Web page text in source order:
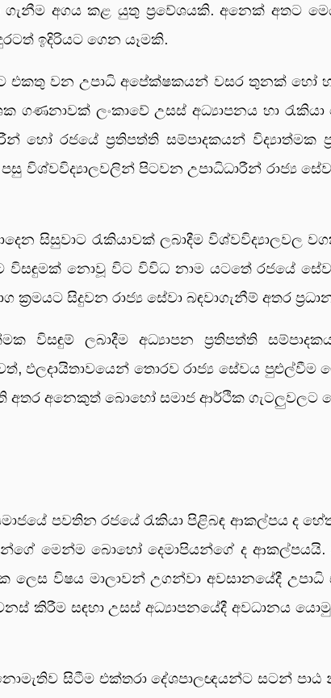
අගය කළ යුතු ප්‍රවේශයකි. අනෙක් අතට මෙය
ඉදිරියට ගෙන යෑමකි.
එකතු වන උපාධි අපේක්ෂකයන් වසර තුනක් හෝ
ගණනාවක් ලංකාවේ උසස් අධ්‍යාපනය හා
හෝ රජයේ ප්‍රතිපත්ති සම්පාදකයන්
විශ්වවිද්‍යාලවලින් පිටවන උපාධිධාරීන් රාජ්‍ය
සිසුවාට රැකියාවක් ලබාදීම විශ්වවිද්‍යාලවල
නොවූ විට විවිධ නාම යටතේ රජයේ
සිදුවන රාජ්‍ය සේවා බඳවාගැනීම් අතර
විසඳුම් ලබාදීම අධ්‍යාපන ප්‍රතිපත්ති
ඵලදායිතාවයෙන් තොරව රාජ්‍ය සේවය පුළුල්වීම
අනෙකුත් බොහෝ සමාජ ආර්ථික ගැටලුවලට
පවතින රජයේ රැකියා පිළිබඳ ආකල්පය ද
මෙන්ම බොහෝ දෙමාපියන්ගේ ද ආකල්පයයි.
ලෙස විෂය මාලාවන් උගන්වා අවසානයේදී
කිරීම සඳහා උසස් අධ්‍යාපනයේදී අවධානය
නොමැතිව සිටීම එක්තරා දේශපාලඥයන්ට සටන්